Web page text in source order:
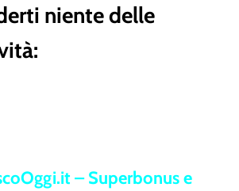
niente delle
– Superbonus e